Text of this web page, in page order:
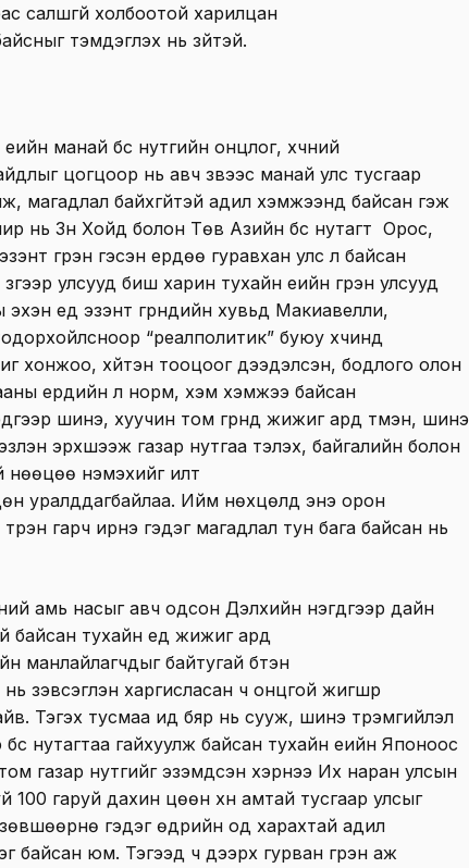
салшгүй холбоотой харилцан
тэмдэглэх нь зүйтэй.
манай бүс нутгийн онцлог, хүчний
цогцоор нь авч үзвээс манай улс тусгаар
магадлал байхгүйтэй адил хэмжээнд байсан гэж
нь Зүүн Хойд болон Төв Азийн бүс нутагт Орос,
гүрэн гэсэн ердөө гуравхан улс л байсан
улсууд биш харин тухайн үеийн гүрэн улсууд
үед эзэнт гүрнүүдийн хувьд Макиавелли,
“реалполитик” буюу хүчинд
хонжоо, хүйтэн тооцоог дээдэлсэн, бодлого олон
ердийн л норм, хэм хэмжээ байсан
шинэ, хуучин том гүрнүүд жижиг ард түмэн, шинэ
эрхшээж газар нутгаа тэлэх, байгалийн болон
нөөцөө нэмэхийг илт
уралддагбайлаа. Ийм нөхцөлд энэ орон
гарч ирнэ гэдэг магадлал тун бага байсан нь
амь насыг авч одсон Дэлхийн нэгдүгээр дайн
байсан тухайн үед жижиг ард
манлайлагчдыг байтугай бүтэн
нь зэвсэглэн харгисласан ч онцгой жигшүүр
Тэгэх тусмаа ид бяр нь сууж, шинэ түрэмгийлэл
бүс нутагтаа гайхуулж байсан тухайн үеийн Японоос
газар нутгийг эзэмдсэн хэрнээ Их наран улсын
100 гаруй дахин цөөн хүн амтай тусгаар улсыг
гэдэг өдрийн од харахтай адил
байсан юм. Тэгээд ч дээрх гурван гүрэн аж